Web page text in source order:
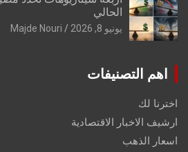
الحالي
يونيو 8, 2026 Majde Nouri
اهم التصنيفات
اخترنا لك
ارشيف الاخبار الاقتصادية
اسعار الذهب